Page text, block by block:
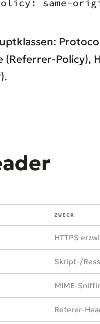
same-
Policy),
ZWECK
HTTPS
Skript-/
MIME-
Referer-